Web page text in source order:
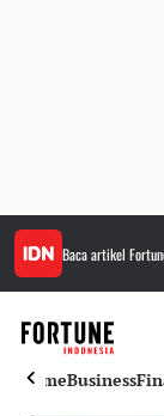
Baca artikel
HomeBusiness